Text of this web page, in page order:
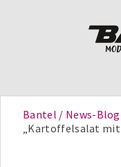
Bantel News-Blog
„Kartoffelsalat mit